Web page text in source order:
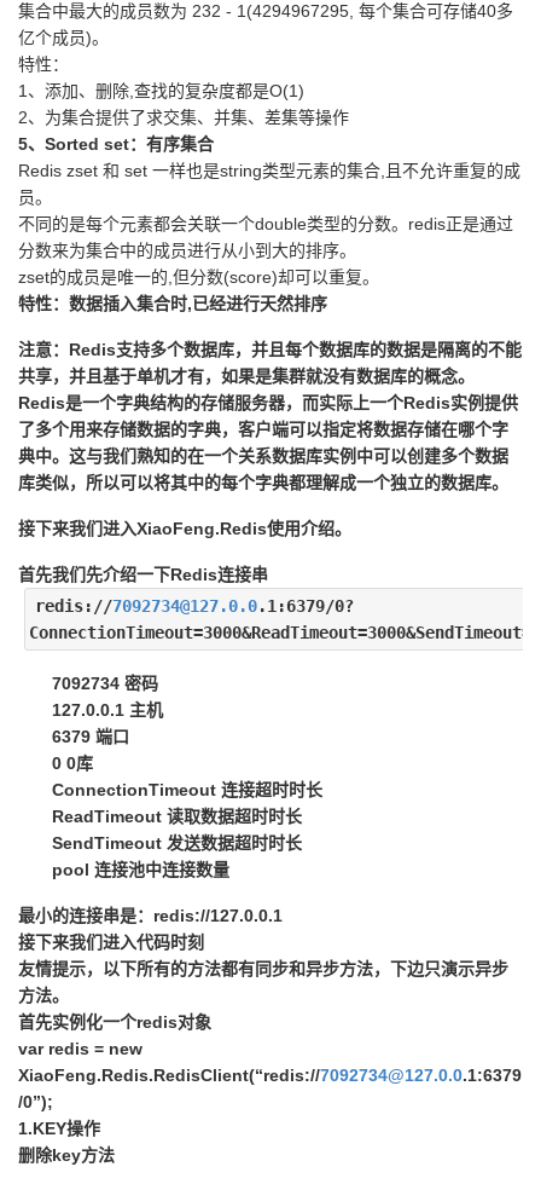
集合中最大的成员数为 232 - 1(4294967295, 每个集合可存储40多
亿个成员)。
特性：
1、添加、删除,查找的复杂度都是O(1)
2、为集合提供了求交集、并集、差集等操作
5、Sorted set：有序集合
Redis zset 和 set 一样也是string类型元素的集合,且不允许重复的成
员。
不同的是每个元素都会关联一个double类型的分数。redis正是通过
分数来为集合中的成员进行从小到大的排序。
zset的成员是唯一的,但分数(score)却可以重复。
特性：数据插入集合时,已经进行天然排序
注意：Redis支持多个数据库，并且每个数据库的数据是隔离的不能
共享，并且基于单机才有，如果是集群就没有数据库的概念。
Redis是一个字典结构的存储服务器，而实际上一个Redis实例提供
了多个用来存储数据的字典，客户端可以指定将数据存储在哪个字
典中。这与我们熟知的在一个关系数据库实例中可以创建多个数据
库类似，所以可以将其中的每个字典都理解成一个独立的数据库。
接下来我们进入XiaoFeng.Redis使用介绍。
首先我们先介绍一下Redis连接串
redis://7092734@127.0.0.1:6379/0?
7092734 密码
127.0.0.1 主机
6379 端口
0 0库
ConnectionTimeout 连接超时时长
ReadTimeout 读取数据超时时长
SendTimeout 发送数据超时时长
pool 连接池中连接数量
最小的连接串是：redis://127.0.0.1
接下来我们进入代码时刻
友情提示，以下所有的方法都有同步和异步方法，下边只演示异步
方法。
首先实例化一个redis对象
var redis = new
XiaoFeng.Redis.RedisClient(“redis://7092734@127.0.0.1:6379
/0”);
1.KEY操作
删除key方法